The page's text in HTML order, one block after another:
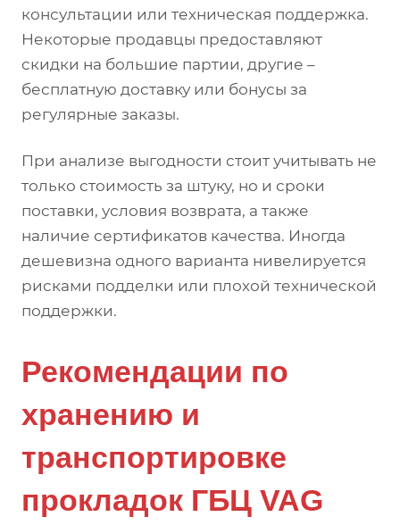
консультации или техническая поддержка.
Некоторые продавцы предоставляют
скидки на большие партии, другие –
бесплатную доставку или бонусы за
регулярные заказы.
При анализе выгодности стоит учитывать не
только стоимость за штуку, но и сроки
поставки, условия возврата, а также
наличие сертификатов качества. Иногда
дешевизна одного варианта нивелируется
рисками подделки или плохой технической
поддержки.
Рекомендации по
хранению и
транспортировке
прокладок ГБЦ VAG